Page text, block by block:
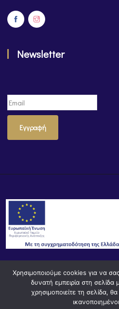
Newsletter
Εγγραφή
© Powered by
Χρησιμοποιούμε cookies για να
δυνατή εμπειρία στη
χρησιμοποιείτε τη σελίδα,